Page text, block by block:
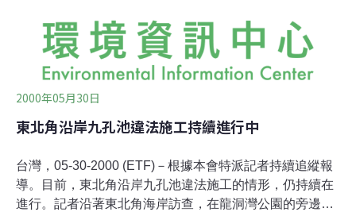
2000年05月30日
東北角沿岸九孔池違法施工持續進行中
台灣，05-30-2000 (ETF)－根據本會特派記者持續追縱報
導。目前，東北角沿岸九孔池違法施工的情形，仍持續在
進行。記者沿著東北角海岸訪查，在龍洞灣公園的旁邊就